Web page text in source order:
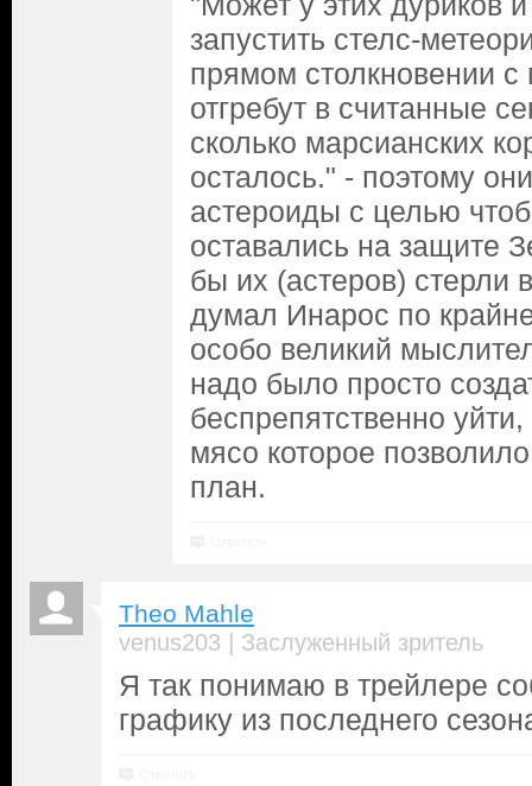
запустить стелс-
прямом столкновении
отгребут в считанные
сколько марсианских
осталось." - поэтому
астероиды с целью
оставались на защите
бы их (астеров) стерли
думал Инарос по
особо великий
надо было просто
беспрепятственно
мясо которое
план.
Theo Mahle
venus203 | Заслуженный зритель
Я так понимаю в трейлере
графику из последнего